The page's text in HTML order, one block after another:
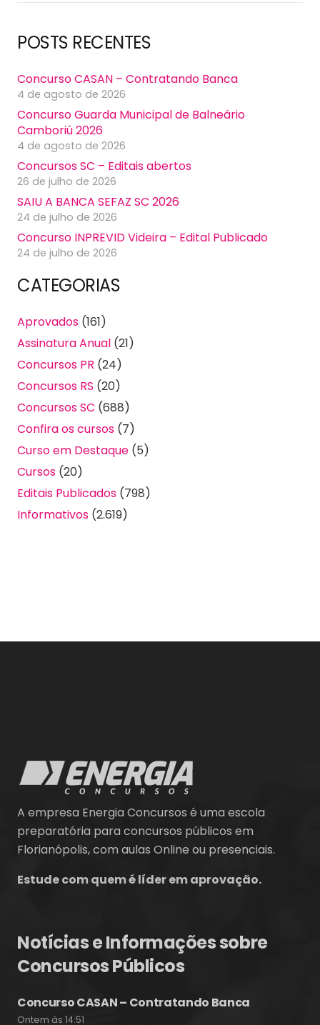
POSTS RECENTES
Concurso CASAN – Contratando Banca
4 de agosto de 2026
Concurso Guarda Municipal de Balneário
Camboriú 2026
4 de agosto de 2026
Concursos SC – Editais abertos
26 de julho de 2026
SAIU A BANCA SEFAZ SC 2026
24 de julho de 2026
Concurso INPREVID Videira – Edital Publicado
24 de julho de 2026
CATEGORIAS
Aprovados (161)
Assinatura Anual (21)
Concursos PR (24)
Concursos RS (20)
Concursos SC (688)
Confira os cursos (7)
Curso em Destaque (5)
Cursos (20)
Editais Publicados (798)
Informativos (2.619)
A empresa Energia Concursos é uma escola
preparatória para concursos públicos em
Florianópolis, com aulas Online ou presenciais.
Estude com quem é líder em aprovação.
Notícias e Informações sobre
Concursos Públicos
Concurso CASAN – Contratando Banca
Ontem às 14:51